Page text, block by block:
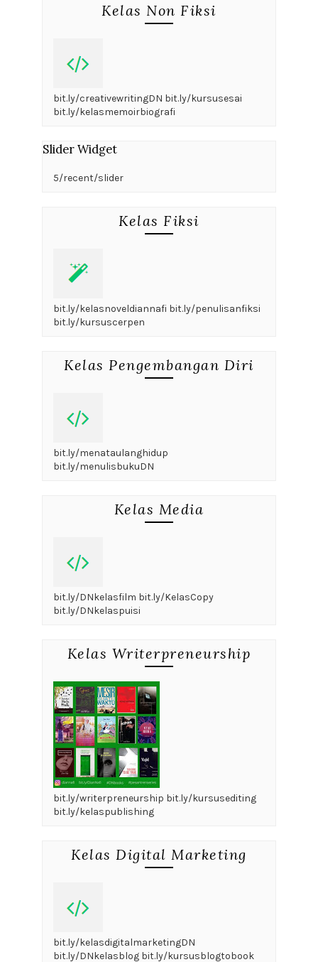
Kelas Non Fiksi
bit.ly/creativewritingDN bit.ly/kursusesai
bit.ly/kelasmemoirbiografi
Slider Widget
5/recent/slider
Kelas Fiksi
bit.ly/kelasnoveldiannafi bit.ly/penulisanfiksi
bit.ly/kursuscerpen
Kelas Pengembangan Diri
bit.ly/menataulanghidup
bit.ly/menulisbukuDN
Kelas Media
bit.ly/DNkelasfilm bit.ly/KelasCopy
bit.ly/DNkelaspuisi
Kelas Writerpreneurship
bit.ly/writerpreneurship bit.ly/kursusediting
bit.ly/kelaspublishing
Kelas Digital Marketing
bit.ly/kelasdigitalmarketingDN
bit.ly/DNkelasblog bit.ly/kursusblogtobook